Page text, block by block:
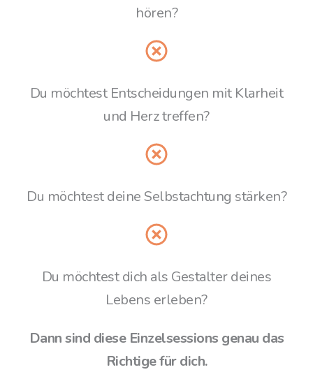
hören?
Du möchtest Entscheidungen mit Klarheit
und Herz treffen?
Du möchtest deine Selbstachtung stärken?
Du möchtest dich als Gestalter deines
Lebens erleben?
Dann sind diese Einzelsessions genau das
Richtige für dich.